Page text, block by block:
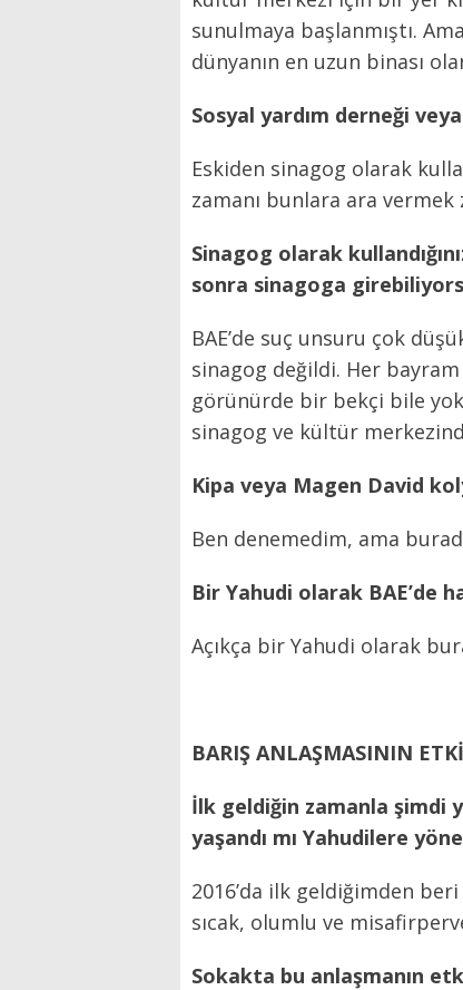
sunulmaya başlanmıştı.
dünyanın en uzun binası
Sosyal yardım derneği
Eskiden sinagog olarak
zamanı bunlara ara vermek
Sinagog olarak
sonra sinagoga
BAE’de suç unsuru çok
sinagog değildi. Her
görünürde bir bekçi bile
sinagog ve kültür
Kipa veya Magen David
Ben denemedim, ama
Bir Yahudi olarak BAE’de
Açıkça bir Yahudi olarak
BARIŞ ANLAŞMASININ
İlk geldiğin zamanla şimdi
yaşandı mı Yahudilere
2016’da ilk geldiğimden
sıcak, olumlu ve
Sokakta bu anlaşmanın